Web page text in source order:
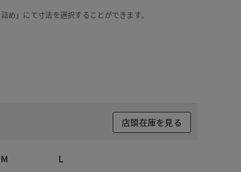
め」にて寸法を選択することができます。
店頭在庫を見る
M L